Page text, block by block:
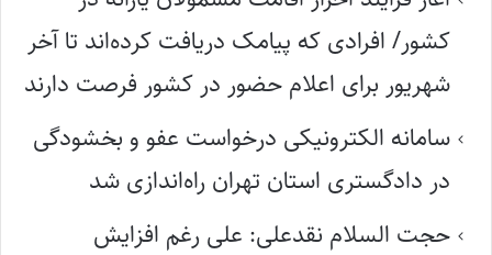
کشور/ افرادی که پیامک دریافت کرده‌اند تا آخر
شهریور برای اعلام حضور در کشور فرصت دارند
سامانه الکترونیکی درخواست عفو و بخشودگی
در دادگستری استان تهران راه‌اندازی شد
حجت السلام نقدعلی: علی رغم افزایش